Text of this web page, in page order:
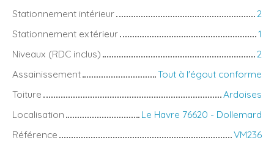
Stationnement intérieur
2
Stationnement extérieur
1
Niveaux (RDC inclus)
2
Assainissement
Tout à l'égout conforme
Toiture
Ardoises
Localisation
Le Havre 76620 - Dollemard
Référence
VM236